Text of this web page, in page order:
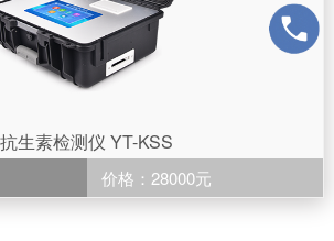
抗生素检测仪 YT-KSS
价格：28000元